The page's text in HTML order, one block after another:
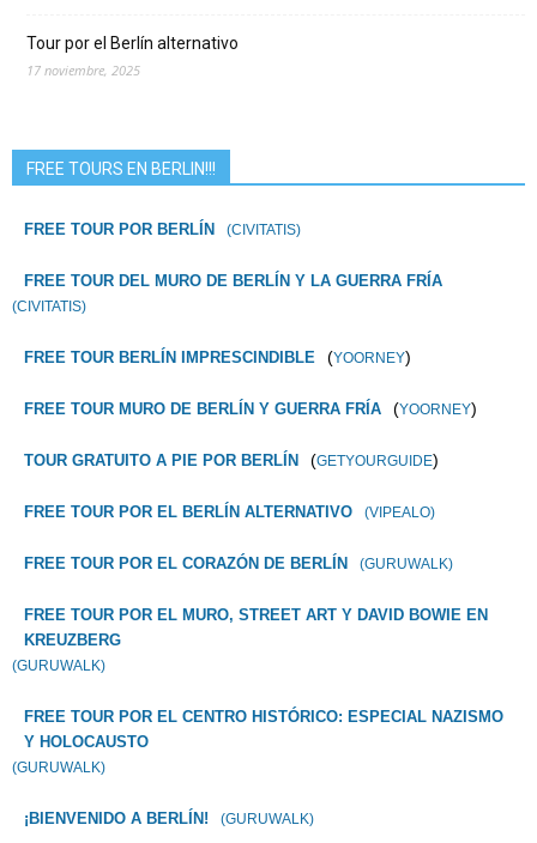
Tour por el Berlín alternativo
17 noviembre, 2025
FREE TOURS EN BERLIN!!!
FREE TOUR POR BERLÍN (CIVITATIS)
FREE TOUR DEL MURO DE BERLÍN Y LA GUERRA FRÍA
(CIVITATIS)
FREE TOUR BERLÍN IMPRESCINDIBLE (YOORNEY)
FREE TOUR MURO DE BERLÍN Y GUERRA FRÍA (YOORNEY)
TOUR GRATUITO A PIE POR BERLÍN (GETYOURGUIDE)
FREE TOUR POR EL BERLÍN ALTERNATIVO (VIPEALO)
FREE TOUR POR EL CORAZÓN DE BERLÍN (GURUWALK)
FREE TOUR POR EL MURO, STREET ART Y DAVID BOWIE EN
KREUZBERG
(GURUWALK)
FREE TOUR POR EL CENTRO HISTÓRICO: ESPECIAL NAZISMO
Y HOLOCAUSTO
(GURUWALK)
¡BIENVENIDO A BERLÍN! (GURUWALK)